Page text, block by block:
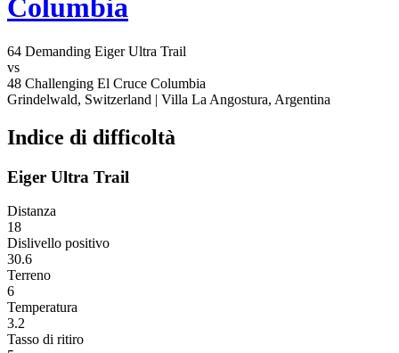
Columbia
64 Demanding Eiger Ultra Trail
vs
48 Challenging El Cruce Columbia
Grindelwald, Switzerland | Villa La Angostura, Argentina
Indice di difficoltà
Eiger Ultra Trail
Distanza
18
Dislivello positivo
30.6
Terreno
6
Temperatura
3.2
Tasso di ritiro